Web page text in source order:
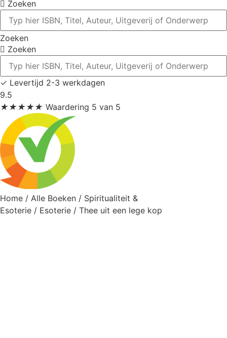
Zoeken
Zoeken
Zoeken
✓ Levertijd 2-3 werkdagen
9.5
★★★★★ Waardering 5 van 5
Home / Alle Boeken / Spiritualiteit &
Esoterie / Esoterie / Thee uit een lege kop